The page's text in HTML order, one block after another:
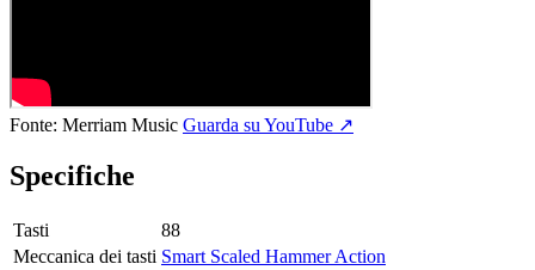
Fonte: Merriam Music Guarda su YouTube ↗
Specifiche
Tasti
88
Meccanica dei tasti Smart Scaled Hammer Action